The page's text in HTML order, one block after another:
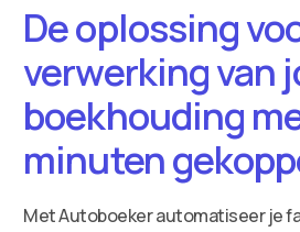
De oplossing
verwerking van
boekhouding
minuten
Met Autoboeker automatiseer je